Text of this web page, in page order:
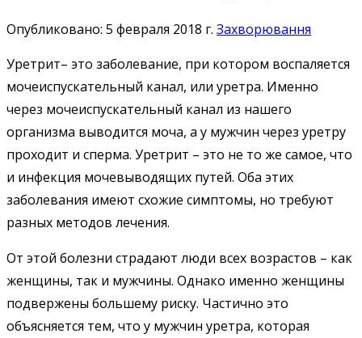
Опубликовано: 5 февраля 2018 г. Захворювання
Уретрит– это заболевание, при котором воспаляется
мочеиспускательный канал, или уретра. Именно
через мочеиспускательный канал из нашего
организма выводится моча, а у мужчин через уретру
проходит и сперма. Уретрит – это не то же самое, что
и инфекция мочевыводящих путей. Оба этих
заболевания имеют схожие симптомы, но требуют
разных методов лечения.
От этой болезни страдают люди всех возрастов – как
женщины, так и мужчины. Однако именно женщины
подвержены большему риску. Частично это
объясняется тем, что у мужчин уретра, которая